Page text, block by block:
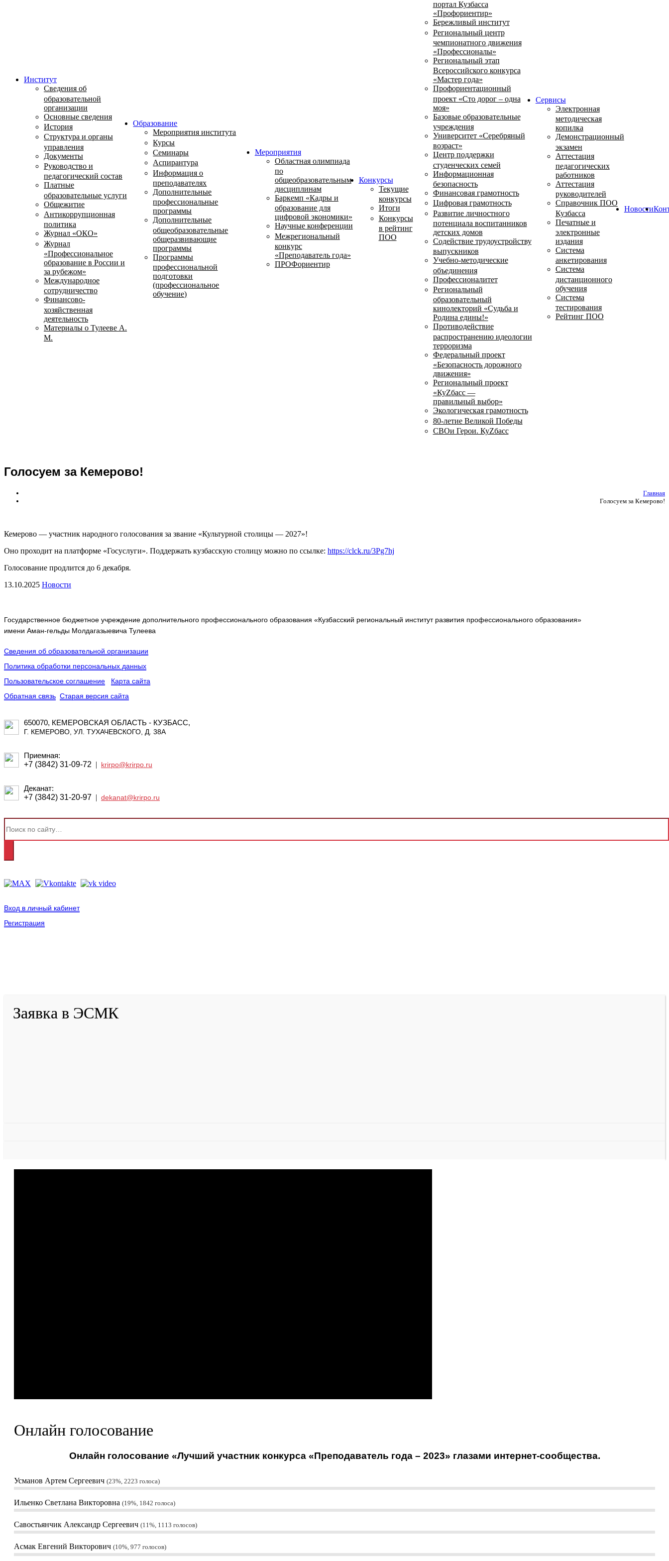
Институт
Сведения об
образовательной
организации
Основные сведения
История
Структура и органы
управления
Документы
Руководство и
педагогический состав
Платные
образовательные услуги
Общежитие
Антикоррупционная
политика
Журнал «ОКО»
Журнал
«Профессиональное
образование в России и
за рубежом»
Международное
сотрудничество
Финансово-
хозяйственная
деятельность
Материалы о Тулееве А.
М.
Образование
Мероприятия института
Курсы
Семинары
Аспирантура
Информация о
преподавателях
Дополнительные
профессиональные
программы
Дополнительные
общеобразовательные
общеразвивающие
программы
Программы
профессиональной
подготовки
(профессиональное
обучение)
Мероприятия
Областная олимпиада
по
общеобразовательным
дисциплинам
Баркемп «Кадры и
образование для
цифровой экономики»
Научные конференции
Межрегиональный
конкурс
«Преподаватель года»
ПРОФориентир
Конкурсы
Текущие
конкурсы
Итоги
Конкурсы
в рейтинг
ПОО
портал Кузбасса
«Профориентир»
Бережливый институт
Региональный центр
чемпионатного движения
«Профессионалы»
Региональный этап
Всероссийского конкурса
«Мастер года»
Профориентационный
проект «Сто дорог – одна
моя»
Базовые образовательные
учреждения
Университет «Серебряный
возраст»
Центр поддержки
студенческих семей
Информационная
безопасность
Финансовая грамотность
Цифровая грамотность
Развитие личностного
потенциала воспитанников
детских домов
Содействие трудоустройству
выпускников
Учебно-методические
объединения
Профессионалитет
Региональный
образовательный
кинолекторий «Судьба и
Родина едины!»
Противодействие
распространению идеологии
терроризма
Федеральный проект
«Безопасность дорожного
движения»
Региональный проект
«КуZбасс —
правильный выбор»
Экологическая грамотность
80-летие Великой Победы
СВОи Герои. КуZбасс
Сервисы
Электронная
методическая
копилка
Демонстрационный
экзамен
Аттестация
педагогических
работников
Аттестация
руководителей
Справочник ПОО
Кузбасса
Печатные и
электронные
издания
Система
анкетирования
Система
дистанционного
обучения
Система
тестирования
Рейтинг ПОО
Новости
Голосуем за Кемерово!
Главная
Голосуем за Кемерово!
Кемерово — участник народного голосования за звание «Культурной столицы — 2027»!
Оно проходит на платформе «Госуслуги». Поддержать кузбасскую столицу можно по ссылке: https://clck.ru/3Pg7hj
Голосование продлится до 6 декабря.
13.10.2025 Новости
Государственное бюджетное учреждение дополнительного профессионального образования «Кузбасский региональный институт развития профессионального образования»
имени Аман-гельды Молдагазыевича Тулеева
Сведения об образовательной организации
Политика обработки персональных данных
Пользовательское соглашение
Карта сайта
Обратная связь Старая версия сайта
650070, КЕМЕРОВСКАЯ ОБЛАСТЬ - КУЗБАСС,
Г. КЕМЕРОВО, УЛ. ТУХАЧЕВСКОГО, Д. 38А
Приемная:
+7 (3842) 31-09-72 | krirpo@krirpo.ru
Деканат:
+7 (3842) 31-20-97 | dekanat@krirpo.ru
Вход в личный кабинет
Регистрация
Заявка в ЭСМК
Онлайн голосование
Онлайн голосование «Лучший участник конкурса «Преподаватель года – 2023» глазами интернет-сообщества.
Усманов Артем Сергеевич 23%, 2223 голоса
Ильенко Светлана Викторовна 19%, 1842 голоса
Савостьянчик Александр Сергеевич 11%, 1113 голосов
Асмак Евгений Викторович 10%, 977 голосов